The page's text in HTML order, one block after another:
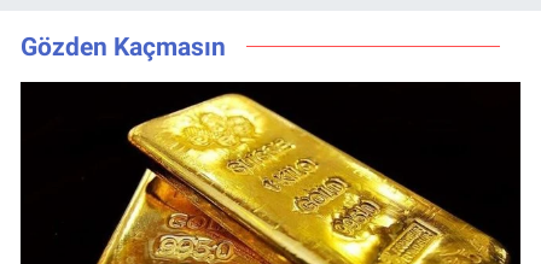
Kaçta, Nereden
İzlenir?
Gözden Kaçmasın